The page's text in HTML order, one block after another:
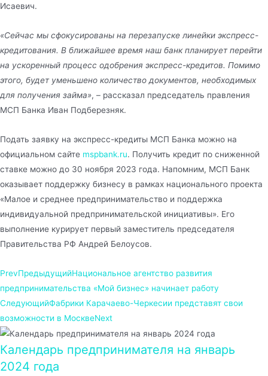
Исаевич.
«Сейчас мы сфокусированы на перезапуске линейки экспресс-
кредитования. В ближайшее время наш банк планирует перейти
на ускоренный процесс одобрения экспресс-кредитов. Помимо
этого, будет уменьшено количество документов, необходимых
для получения займа», – рассказал председатель правления
МСП Банка Иван Подберезняк.
Подать заявку на экспресс-кредиты МСП Банка можно на
официальном сайте mspbank.ru. Получить кредит по сниженной
ставке можно до 30 ноября 2023 года. Напомним, МСП Банк
оказывает поддержку бизнесу в рамках национального проекта
«Малое и среднее предпринимательство и поддержка
индивидуальной предпринимательской инициативы». Его
выполнение курирует первый заместитель председателя
Правительства РФ Андрей Белоусов.
PrevПредыдущийНациональное агентство развития
предпринимательства «Мой бизнес» начинает работу
СледующийФабрики Карачаево-Черкесии представят свои
возможности в МосквеNext
Календарь предпринимателя на январь
2024 года